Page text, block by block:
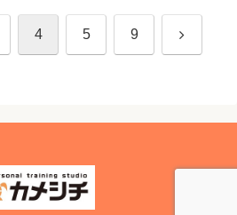
4 5 9 次